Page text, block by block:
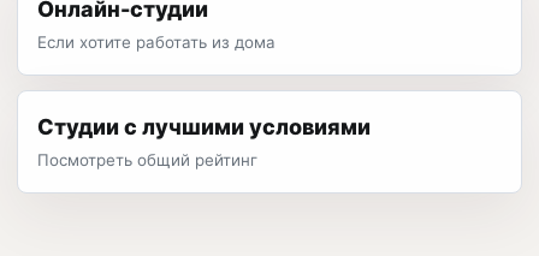
Онлайн-студии
Если хотите работать из дома
Студии с лучшими условиями
Посмотреть общий рейтинг